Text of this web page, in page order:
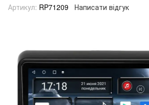
Артикул: RP71209 Написати відгук